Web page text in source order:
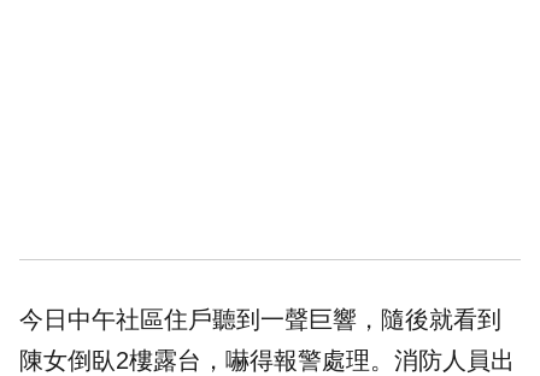
今日中午社區住戶聽到一聲巨響，隨後就看到
陳女倒臥2樓露台，嚇得報警處理。消防人員出